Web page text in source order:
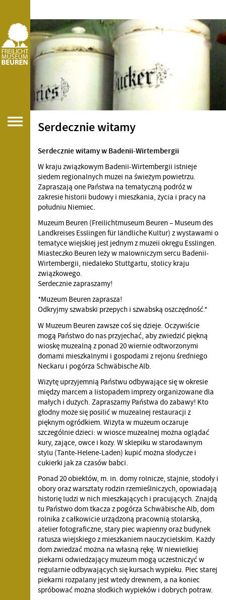
Serdecznie witamy
Serdecznie witamy w Badenii-Wirtembergii
W kraju związkowym Badenii-Wirtembergii istnieje
siedem regionalnych muzei na świeżym powietrzu.
Zapraszają one Państwa na tematyczną podróż w
zakresie historii budowy i mieszkania, życia i pracy na
południu Niemiec.
Muzeum Beuren (Freilichtmuseum Beuren – Museum des
Landkreises Esslingen für ländliche Kultur) z wystawami o
tematyce wiejskiej jest jednym z muzeii okręgu Esslingen.
Miasteczko Beuren leży w malowniczym sercu Badenii-
Wirtembergii, niedaleko Stuttgartu, stolicy kraju
związkowego.
Serdecznie zapraszamy!
*Muzeum Beuren zaprasza!
Odkryjmy szwabski przepych i szwabską oszczędność.*
W Muzeum Beuren zawsze coś się dzieje. Oczywiście
mogą Państwo do nas przyjechać, aby zwiedzić piękną
wioskę muzealną z ponad 20 wiernie odtworzonymi
domami mieszkalnymi i gospodami z rejonu średniego
Neckaru i pogórza Schwäbische Alb.
Wizytę uprzyjemnią Państwu odbywające się w okresie
między marcem a listopadem imprezy organizowane dla
małych i dużych. Zapraszamy Państwa do zabawy! Kto
głodny może się posilić w muzealnej restauracji z
pięknym ogródkiem. Wizyta w muzeum oczaruje
szczególnie dzieci: w wiosce muzealnej można oglądać
kury, zające, owce i kozy. W sklepiku w starodawnym
stylu (Tante-Helene-Laden) kupić można słodycze i
cukierki jak za czasów babci.
Ponad 20 obiektów, m. in. domy rolnicze, stajnie, stodoły i
obory oraz warsztaty rodzin rzemieślniczych, opowiadają
historię ludzi w nich mieszkających i pracujących. Znajdą
tu Państwo dom tkacza z pogórza Schwäbische Alb, dom
rolnika z całkowicie urządzoną pracownią stolarską,
atelier fotograficzne, stary piec wapienny oraz budynek
ratusza wiejskiego z mieszkaniem nauczycielskim. Każdy
dom zwiedzać można na własną rękę. W niewielkiej
piekarni odwiedzający muzeum mogą uczestniczyć w
regularnie odbywających się kursach wypieku. Piec starej
piekarni rozpalany jest wtedy drewnem, a na koniec
spróbować można słodkich wypieków i dobrych potraw.